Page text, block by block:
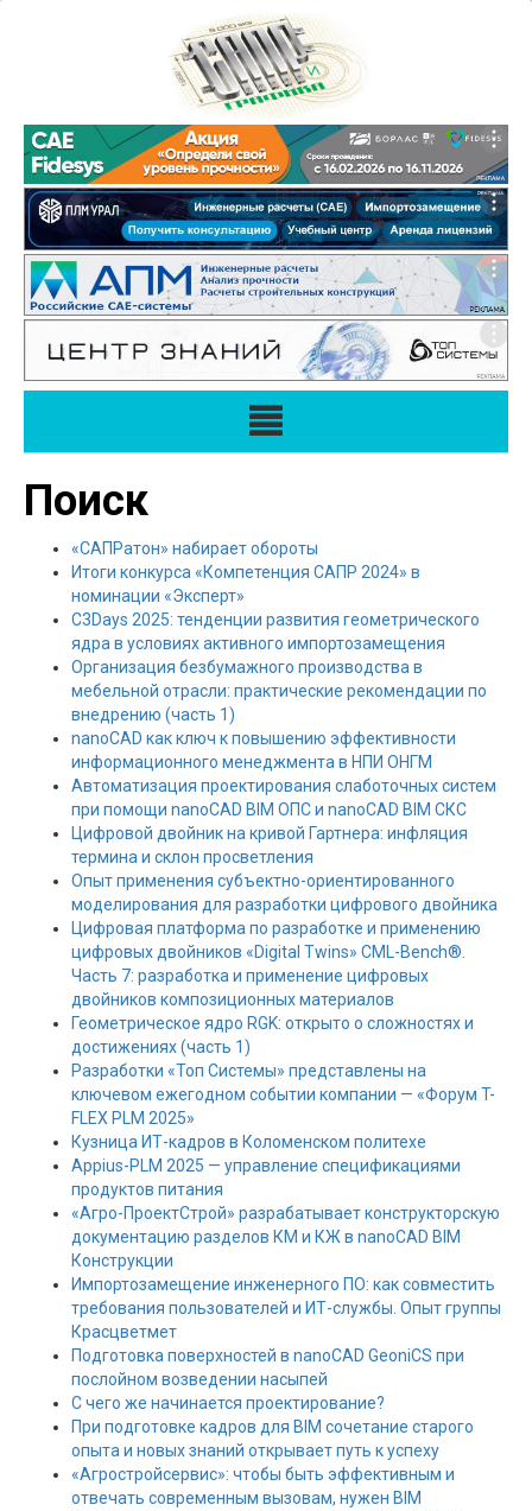
Поиск
«САПРатон» набирает обороты
Итоги конкурса «Компетенция САПР 2024» в
номинации «Эксперт»
C3Days 2025: тенденции развития геометрического
ядра в условиях активного импортозамещения
Организация безбумажного производства в
мебельной отрасли: практические рекомендации по
внедрению (часть 1)
nanoCAD как ключ к повышению эффективности
информационного менеджмента в НПИ ОНГМ
Автоматизация проектирования слаботочных систем
при помощи nanoCAD BIM ОПС и nanoCAD BIM СКС
Цифровой двойник на кривой Гартнера: инфляция
термина и склон просветления
Опыт применения субъектно-ориентированного
моделирования для разработки цифрового двойника
Цифровая платформа по разработке и применению
цифровых двойников «Digital Twins» CML-Bench®.
Часть 7: разработка и применение цифровых
двойников композиционных материалов
Геометрическое ядро RGK: открыто о сложностях и
достижениях (часть 1)
Разработки «Топ Системы» представлены на
ключевом ежегодном событии компании — «Форум T-
FLEX PLM 2025»
Кузница ИТ-кадров в Коломенском политехе
Appius-PLM 2025 — управление спецификациями
продуктов питания
«Агро-ПроектСтрой» разрабатывает конструкторскую
документацию разделов КМ и КЖ в nanoCAD BIM
Конструкции
Импортозамещение инженерного ПО: как совместить
требования пользователей и ИТ-службы. Опыт группы
Красцветмет
Подготовка поверхностей в nanoCAD GeoniCS при
послойном возведении насыпей
С чего же начинается проектирование?
При подготовке кадров для BIM сочетание старого
опыта и новых знаний открывает путь к успеху
«Агростройсервис»: чтобы быть эффективным и
отвечать современным вызовам, нужен BIM